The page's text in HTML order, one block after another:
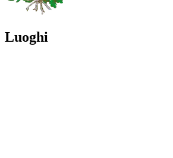
Luoghi